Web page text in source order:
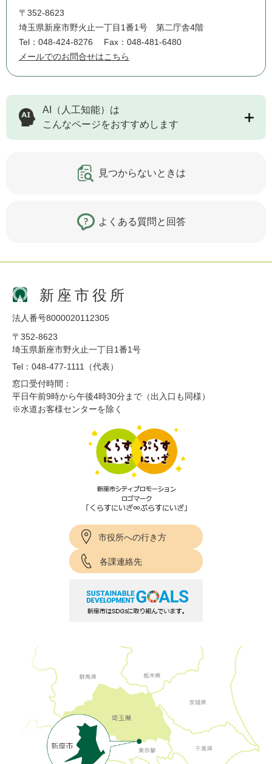
〒352-8623
埼玉県新座市野火止一丁目1番1号 第二庁舎4階
Tel：048-424-8276
Fax：048-481-6480
メールでのお問合せはこちら
AI（人工知能）は
こんなページをおすすめします
見つからないときは
よくある質問と回答
新座市役所
法人番号8000020112305
〒352-8623
埼玉県新座市野火止一丁目1番1号
Tel：048-477-1111（代表）
窓口受付時間：
平日午前9時から午後4時30分まで（出入口も同様）
※水道お客様センターを除く
市役所への行き方
各課連絡先